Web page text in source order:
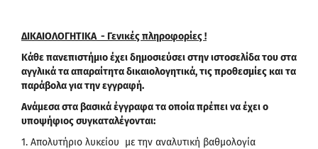
ΔΙΚΑΙΟΛΟΓΗΤΙΚΑ - Γενικέςπληροφορίες!
Κάθε πανεπιστήμιο έχει δημοσιεύσει στην ιστοσελίδα του στα
αγγλικά τα απαραίτητα δικαιολογητικά, τις προθεσμίες και τα
παράβολα για την εγγραφή.
Ανάμεσα στα βασικά έγγραφα τα οποία πρέπει να έχει ο
υποψήφιος συγκαταλέγονται:
1. Απολυτήριο λυκείου με την αναλυτική βαθμολογία